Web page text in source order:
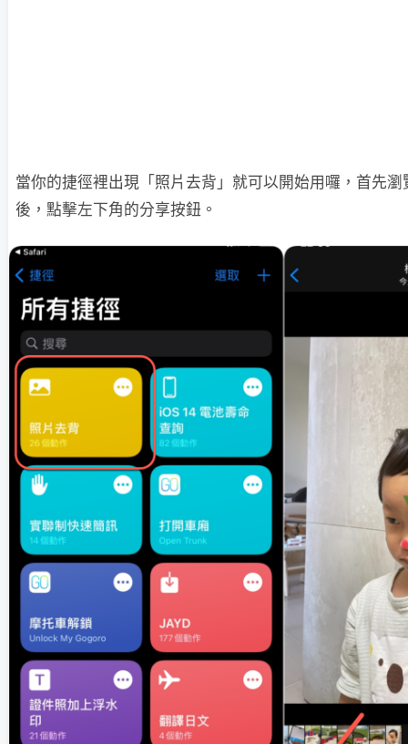
當你的捷徑裡出現「照片去背」就可以開始用囉，首先
後，點擊左下角的分享按鈕。